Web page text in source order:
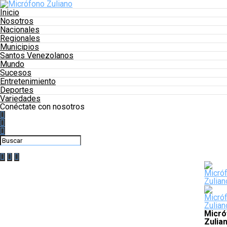
Inicio
Nosotros
Nacionales
Regionales
Municipios
Santos Venezolanos
Mundo
Sucesos
Entretenimiento
Deportes
Variedades
Conéctate con nosotros